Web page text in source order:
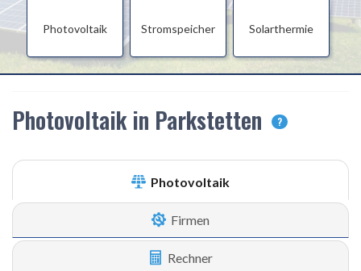
Photovoltaik Stromspeicher Solarthermie
Photovoltaik in Parkstetten ?
Photovoltaik
Firmen
Rechner